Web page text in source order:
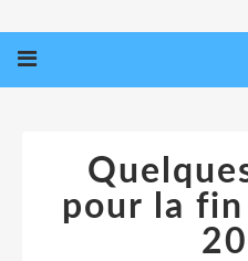
pour la fin